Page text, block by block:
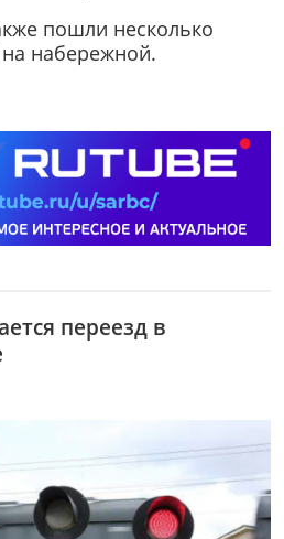
пошли несколько
набережной.
переезд в